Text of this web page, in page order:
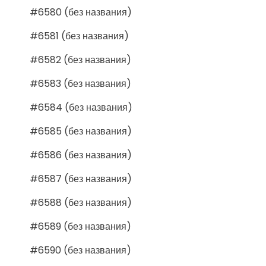
#6580 (без названия)
#6581 (без названия)
#6582 (без названия)
#6583 (без названия)
#6584 (без названия)
#6585 (без названия)
#6586 (без названия)
#6587 (без названия)
#6588 (без названия)
#6589 (без названия)
#6590 (без названия)